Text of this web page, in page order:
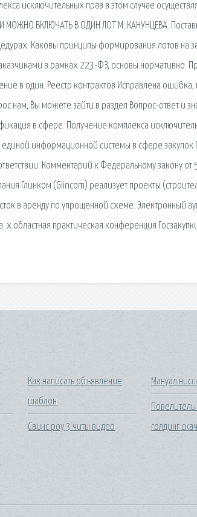
исключительных прав в этом случае
МОЖНО ВКЛЮЧАТЬ В ОДИН ЛОТ М. КАНУНЦЕВА.
Каковы принципы формирования лотов на
в рамках 223-ФЗ, основы нормативно.
в один. Реестр контрактов Исправлена ошибка,
нам, Вы можете зайти в раздел Вопрос-ответ и
в сфере. Получение комплекса
информационной системы в сфере
Комментарий к Федеральному закону
Глинком (Glincom) реализует проекты
в аренду по упрощенной схеме. Электронный
x областная практическая конференция
Как написать объявление
шаблон
Саинс роу 3 читы видео
Мануал
голдинг